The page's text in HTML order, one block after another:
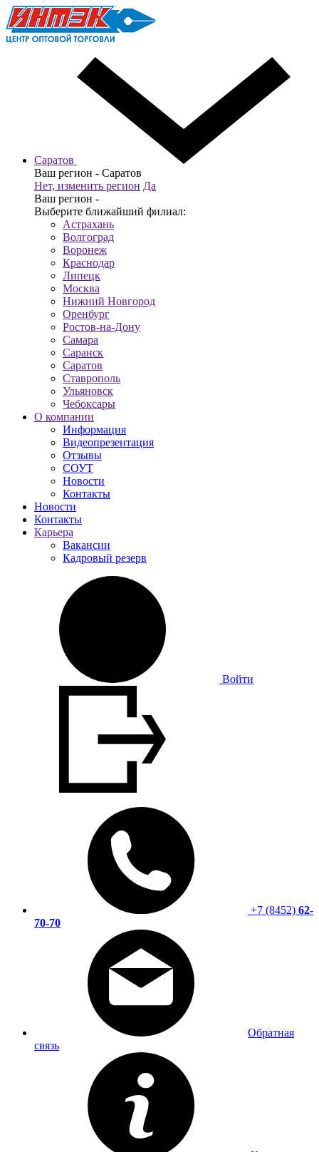
Саратов
Ваш регион - Саратов
Нет, изменить регион Да
Ваш регион -
Выберите ближайший филиал:
Астрахань
Волгоград
Воронеж
Краснодар
Липецк
Москва
Нижний Новгород
Оренбург
Ростов-на-Дону
Самара
Саранск
Саратов
Ставрополь
Ульяновск
Чебоксары
О компании
Информация
Видеопрезентация
Отзывы
СОУТ
Новости
Контакты
Новости
Контакты
Карьера
Вакансии
Кадровый резерв
Войти
+7 (8452) 62-
70-70
Обратная
связь